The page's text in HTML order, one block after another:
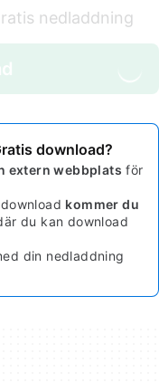
nedladdning
download?
extern webbplats för
kommer du
du kan download
din nedladdning